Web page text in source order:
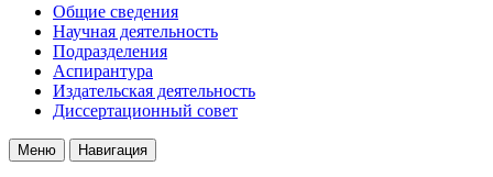
Общие сведения
Научная деятельность
Подразделения
Аспирантура
Издательская деятельность
Диссертационный совет
Меню Навигация